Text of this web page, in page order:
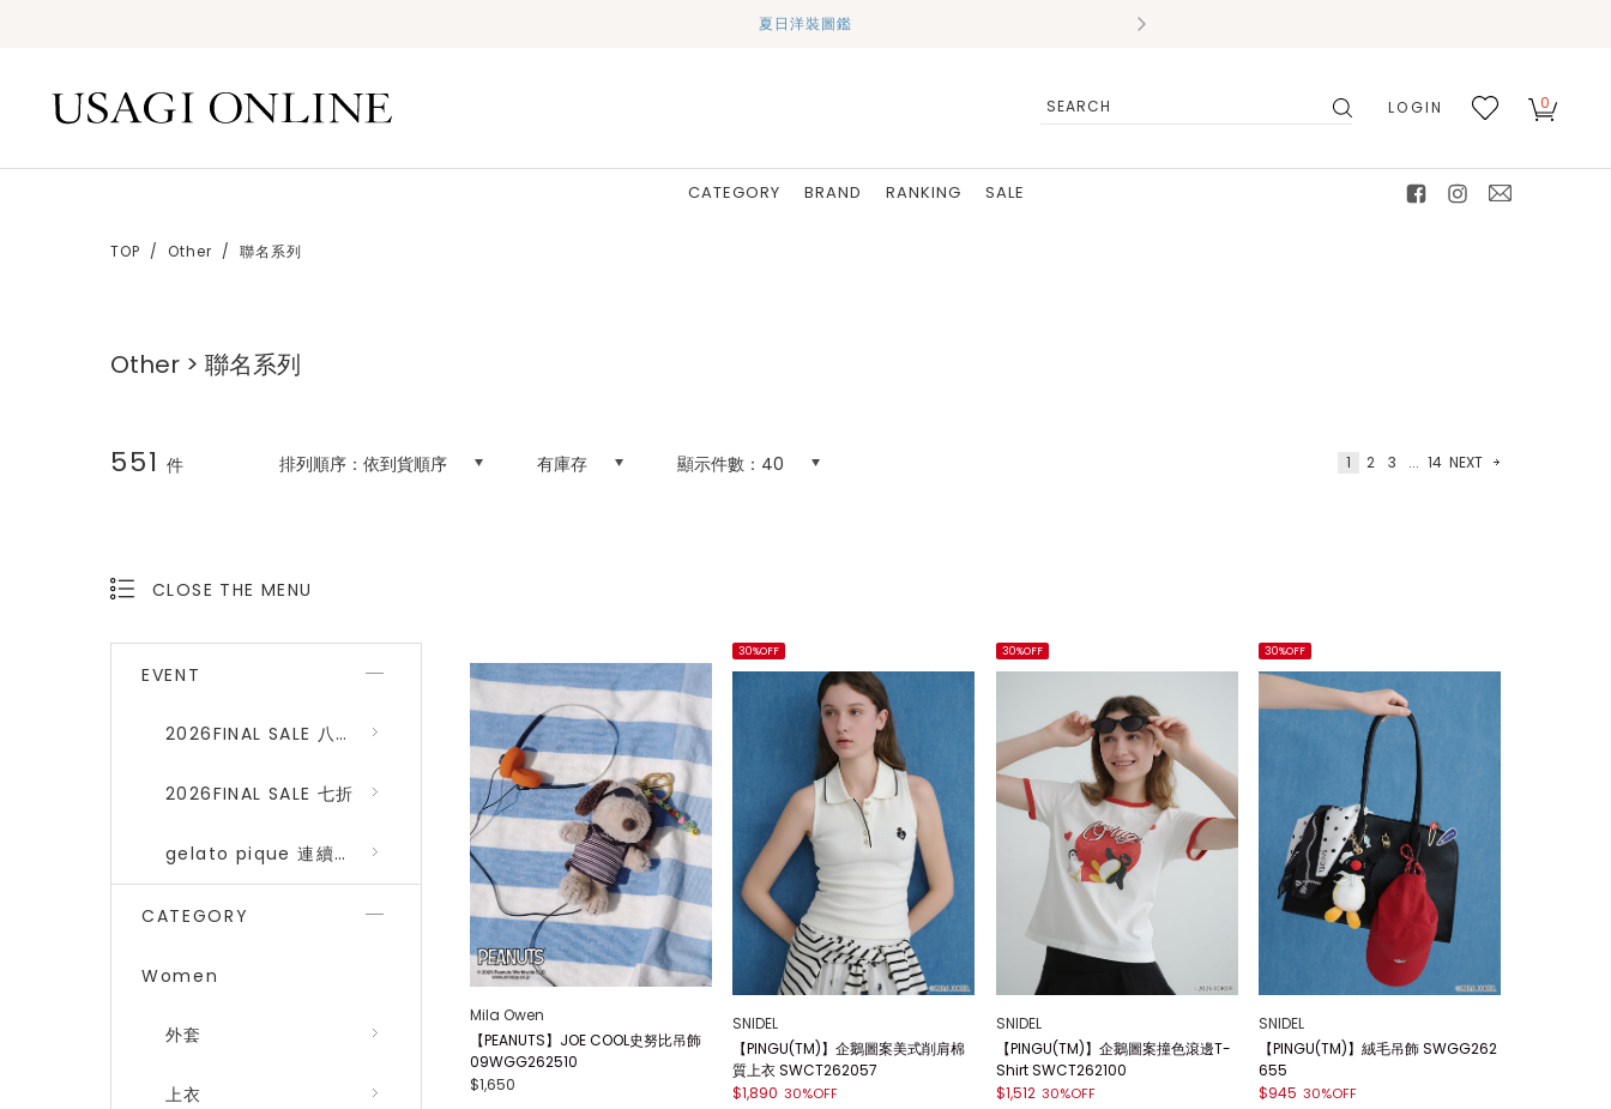
夏日洋裝圖鑑
LOGIN 0
CATEGORY BRAND RANKING
SALE
TOP Other 聯名系列
Other > 聯名系列
551 件 排列順序： 依到貨順序 有庫存 顯示件數： 40 1 2 3 ... 14 NEXT
CLOSE THE MENU
EVENT
2026FINAL SALE 八折 (gelato pique、SNIDEL HOME)
2026FINAL SALE 七折
gelato pique 連續品番八折
CATEGORY
Women
外套
上衣
Mila Owen
【PEANUTS】JOE COOL史努比吊飾
09WGG262510
$1,650
30%OFF
SNIDEL
【PINGU(TM)】企鵝圖案美式削肩棉
質上衣 SWCT262057
$1,890 30%OFF
30%OFF
SNIDEL
【PINGU(TM)】企鵝圖案撞色滾邊T-
Shirt SWCT262100
$1,512 30%OFF
30%OFF
SNIDEL
【PINGU(TM)】絨毛吊飾 SWGG262
655
$945 30%OFF